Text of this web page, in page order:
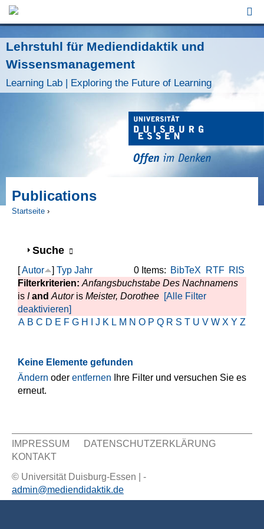
Lehrstuhl für Mediendidaktik und
Wissensmanagement
Learning Lab | Exploring the Future of Learning
Publications
Startseite ›
Anzeigen
Suche
0 Items: BibTeX RTF RIS
[Autor ] Typ Jahr
Filterkriterien: Anfangsbuchstabe Des Nachnamens
is I and Autoris Meister, Dorothee [Alle Filter
deaktivieren]
A B C D E F G H J K L M N O P Q R S T U V W X Y Z
Keine Elemente gefunden
Ändern oder entfernen Ihre Filter und versuchen Sie es
erneut.
Sekundär Menü
IMPRESSUM
DATENSCHUTZERKLÄRUNG
KONTAKT
© Universität Duisburg-Essen | -
admin@mediendidaktik.de